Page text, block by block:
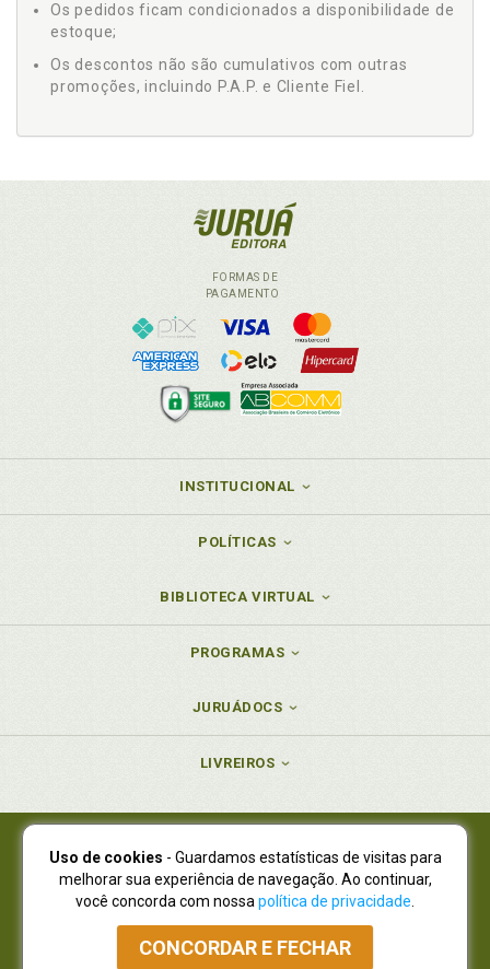
Os pedidos ficam condicionados a disponibilidade de
estoque;
Os descontos não são cumulativos com outras
promoções, incluindo P.A.P. e Cliente Fiel.
FORMAS DE
PAGAMENTO
INSTITUCIONAL
POLÍTICAS
BIBLIOTECA VIRTUAL
PROGRAMAS
JURUÁDOCS
LIVREIROS
Juruá Editora Ltda., CNPJ 77.535.508/0001-19
Juruá Informática Ltda., CNPJ 01.701.561/0001-80
NOVO ENDEREÇO:R. Flávio Dallegrave, 7665, São Lourenço |
Curitiba - Paraná - CEP 82210-310
Atendimento: (41) 4009-3900|Vendas Atacado: (41) 4009-3939
Uso de cookies - Guardamos estatísticas de visitas para
melhorar sua experiência de navegação. Ao continuar,
você concorda com nossa política de privacidade
CONCORDAR E FECHAR